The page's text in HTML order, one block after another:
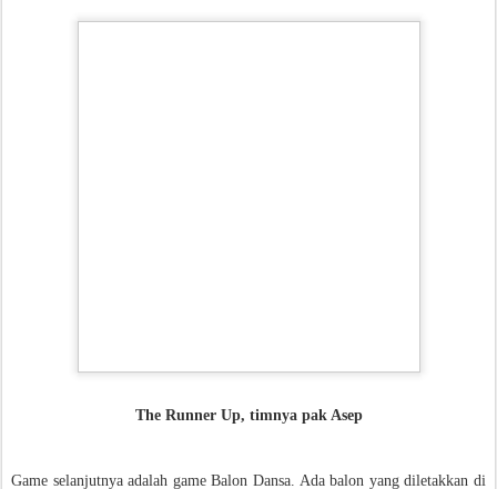
The Runner Up, timnya pak Asep
Game selanjutnya adalah game Balon Dansa. Ada balon yang diletakkan di